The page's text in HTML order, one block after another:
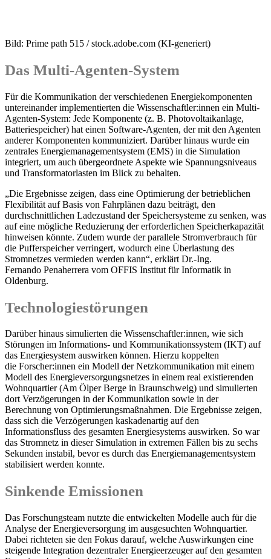
Bild: Prime path 515 / stock.adobe.com (KI-generiert)
Das Multi-Agenten-System
Für die Kommunikation der verschiedenen Energiekomponenten
untereinander implementierten die Wissenschaftler:innen ein Multi-
Agenten-System: Jede Komponente (z. B. Photovoltaikanlage,
Batteriespeicher) hat einen Software-Agenten, der mit den Agenten
anderer Komponenten kommuniziert. Darüber hinaus wurde ein
zentrales Energiemanagementsystem (EMS) in die Simulation
integriert, um auch übergeordnete Aspekte wie Spannungsniveaus
und Transformatorlasten im Blick zu behalten.
„Die Ergebnisse zeigen, dass eine Optimierung der betrieblichen
Flexibilität auf Basis von Fahrplänen dazu beiträgt, den
durchschnittlichen Ladezustand der Speichersysteme zu senken, was
auf eine mögliche Reduzierung der erforderlichen Speicherkapazität
hinweisen könnte. Zudem wurde der parallele Stromverbrauch für
die Pufferspeicher verringert, wodurch eine Überlastung des
Stromnetzes vermieden werden kann“, erklärt Dr.-Ing.
Fernando Penaherrera vom OFFIS Institut für Informatik in
Oldenburg.
Technologiestörungen
Darüber hinaus simulierten die Wissenschaftler:innen, wie sich
Störungen im Informations- und Kommunikationssystem (IKT) auf
das Energiesystem auswirken können. Hierzu koppelten
die Forscher:innen ein Modell der Netzkommunikation mit einem
Modell des Energieversorgungsnetzes in einem real existierenden
Wohnquartier (Am Ölper Berge in Braunschweig) und simulierten
dort Verzögerungen in der Kommunikation sowie in der
Berechnung von Optimierungsmaßnahmen. Die Ergebnisse zeigen,
dass sich die Verzögerungen kaskadenartig auf den
Informationsfluss des gesamten Energiesystems auswirken. So war
das Stromnetz in dieser Simulation in extremen Fällen bis zu sechs
Sekunden instabil, bevor es durch das Energiemanagementsystem
stabilisiert werden konnte.
Sinkende Emissionen
Das Forschungsteam nutzte die entwickelten Modelle auch für die
Analyse der Energieversorgung im ausgesuchten Wohnquartier.
Dabei richteten sie den Fokus darauf, welche Auswirkungen eine
steigende Integration dezentraler Energieerzeuger auf den gesamten